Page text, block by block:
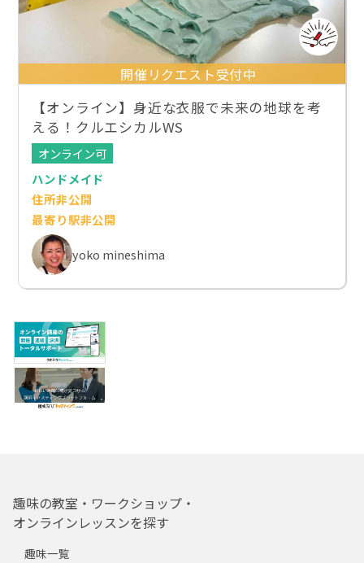
開催リクエスト受付中
【オンライン】身近な衣服で未来の地球を考
える！クルエシカルWS
オンライン可
ハンドメイド
住所非公開
最寄り駅非公開
yoko mineshima
趣味の教室・ワークショップ・
オンラインレッスンを探す
趣味一覧